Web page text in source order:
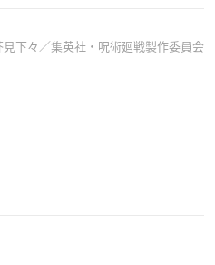
メンバーだけのスタンプで
下々／集英社・呪術廻戦製作委員会